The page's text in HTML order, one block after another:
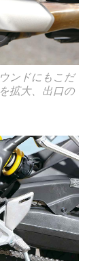
ンドにもこだ
拡大、出口の